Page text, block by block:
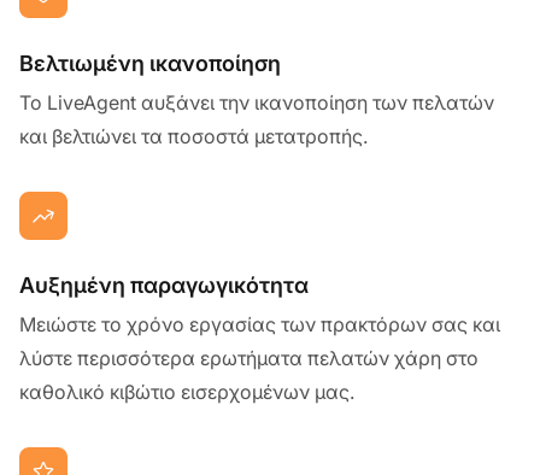
Βελτιωμένη ικανοποίηση
Το LiveAgent αυξάνει την ικανοποίηση των πελατών
και βελτιώνει τα ποσοστά μετατροπής.
Αυξημένη παραγωγικότητα
Μειώστε το χρόνο εργασίας των πρακτόρων σας και
λύστε περισσότερα ερωτήματα πελατών χάρη στο
καθολικό κιβώτιο εισερχομένων μας.